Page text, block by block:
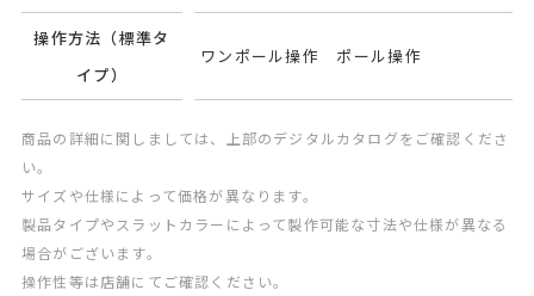
ルー
レー
操作方法（標準タ
イプ）
ワンポール操作 ポール操作
商品の詳細に関しましては、上部のデジタルカタログをご確認くださ
い。
サイズや仕様によって価格が異なります。
製品タイプやスラットカラーによって製作可能な寸法や仕様が異なる
場合がございます。
操作性等は店舗にてご確認ください。